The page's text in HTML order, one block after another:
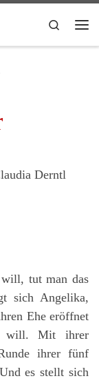
Search
Derntl
tut man das
sich Angelika,
Ehe eröffnet
will. Mit ihrer
ihrer fünf
es stellt sich